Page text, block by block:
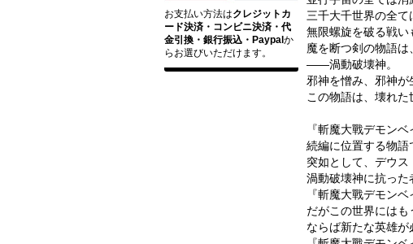
三千大千世界の全て
無限螺旋を破る戦い
魔を断つ剣の物語は
――渦動破壊神。
邪神を憎み、邪神が
この物語は、壊れ
『斬魔大戰デモン
続編に位置する物語
突如として、デウス
渦動破壊神に抗った
『斬魔大戰デモン
だがこの世界にはも
ならば新たな英雄が
お支払い方法はクレジットカ
ード決済・コンビニ決済・代
金引換・銀行振込・Paypalか
らお選びいただけます。